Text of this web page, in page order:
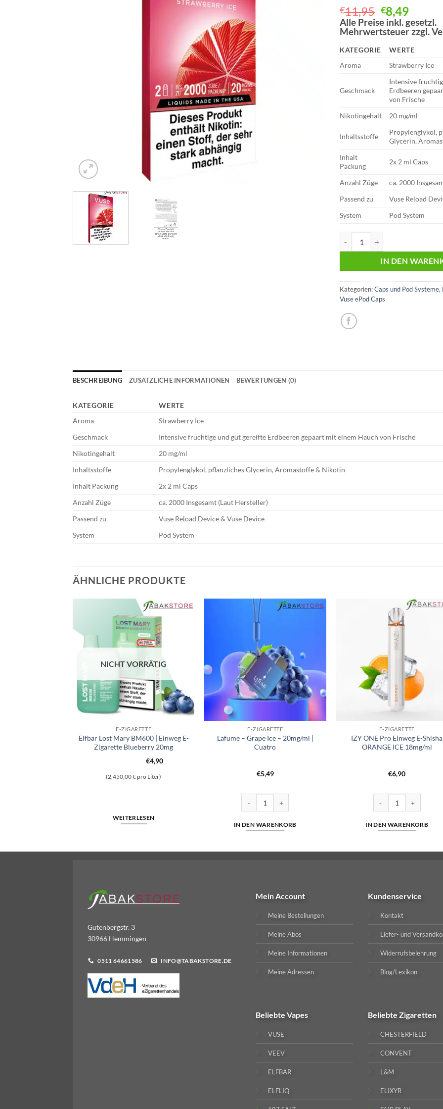
€11,95
Preis
war:
€11,95
€8,49
Preis
ist:
€8,49.
Alle Preise inkl. gesetzl.
Mehrwertsteuer zzgl.
KATEGORIE
WERTE
Aroma
Strawberry Ice
Geschmack
Intensive
Erdbeeren
von Frische
Nikotingehalt
20 mg/ml
Inhaltsstoffe
Propylenglykol,
Glycerin,
Inhalt
Packung
2x 2 ml Caps
Anzahl Züge
ca. 2000
Passend zu
Vuse Reload
System
Pod System
IN DEN
Kategorien:Caps und Pod Systeme,
Vuse ePod Caps
BESCHREIBUNG ZUSÄTZLICHE INFORMATIONEN BEWERTUNGEN (0)
KATEGORIE
WERTE
Aroma
Strawberry Ice
Geschmack
Intensive fruchtige und gut gereifte Erdbeeren gepaart mit einem Hauch von Frische
Nikotingehalt
20 mg/ml
Inhaltsstoffe
Propylenglykol, pflanzliches Glycerin, Aromastoffe & Nikotin
Inhalt Packung
2x 2 ml Caps
Anzahl Züge
ca. 2000 Insgesamt (Laut Hersteller)
Passend zu
Vuse Reload Device & Vuse Device
System
Pod System
ÄHNLICHE PRODUKTE
NICHT VORRÄTIG
E-ZIGARETTE
Elfbar Lost Mary BM600 | Einweg E-
Zigarette Blueberry 20mg
€4,90
(2,450,00 € pro Liter)
WEITERLESEN
E-ZIGARETTE
Lafume – Grape Ice – 20mg/ml |
Cuatro
€5,49
IN DEN WARENKORB
E-ZIGARETTE
IZY ONE Pro Einweg E-Shisha
ORANGE ICE 18mg/ml
€6,90
IN DEN WARENKORB
Gutenbergstr. 3
30966 Hemmingen
0511 64661586 INFO@TABAKSTORE.DE
Mein Account
Meine Bestellungen
Meine Abos
Meine Informationen
Meine Adressen
Kundenservice
Kontakt
Liefer- und
Widerrufsbelehrung
Blog/Lexikon
BeliebteVapes
VUSE
VEEV
ELFBAR
ELFLIQ
Beliebte Zigaretten
CHESTERFIELD
CONVENT
L&M
ELIXYR